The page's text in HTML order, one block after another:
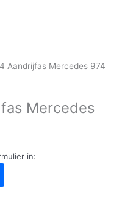
Aandrijfas Mercedes 974
Mercedes
in: